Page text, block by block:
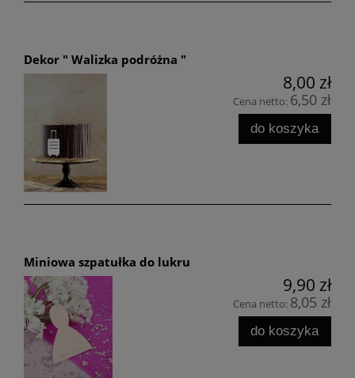
Dekor " Walizka podróżna "
8,00 zł
Cena netto: 6,50 zł
do koszyka
Miniowa szpatułka do lukru
9,90 zł
Cena netto: 8,05 zł
do koszyka